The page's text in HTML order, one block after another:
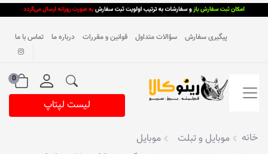
پیگیری سفارش سؤالات متداول قوانین و مقررات درباره ما تماس با ما
0
لیست لپتاپ
خانه موبایل و تبلت
موبایل